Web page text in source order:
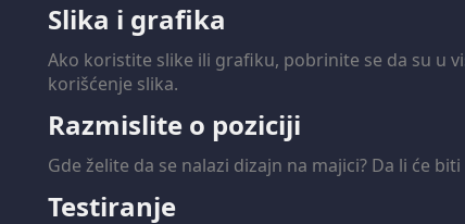
Slika i grafika
Ako koristite slike ili grafiku, pobrinite se da su u
korišćenje slika.
Razmislite o poziciji
Gde želite da se nalazi dizajn na majici? Da li će
Testiranje